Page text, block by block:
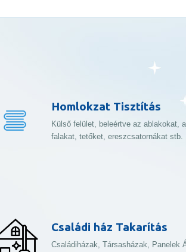
Homlokzat Tisztítás
Külső felület, beleértve az ablakokat,
falakat, tetőket, ereszcsatornákat stb.
Családi ház Takarítás
Családiházak, Társasházak, Panelek